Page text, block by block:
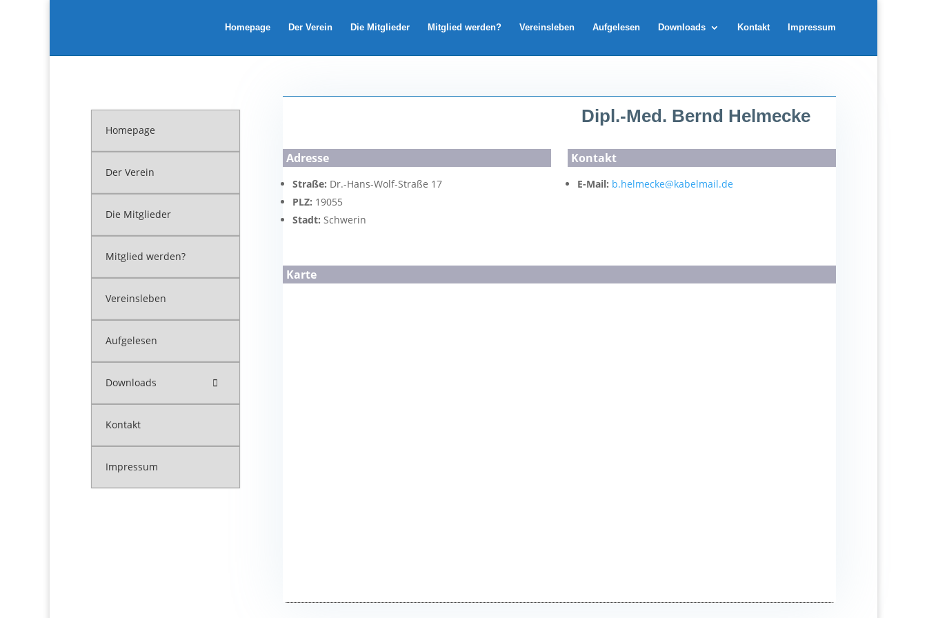
Homepage Der Verein Die Mitglieder Mitglied werden? Vereinsleben Aufgelesen Downloads Kontakt Impressum
Dipl.-Med. Bernd Helmecke
Adresse
Straße: Dr.-Hans-Wolf-Straße 17
PLZ: 19055
Stadt:Schwerin
Kontakt
E-Mail: b.helmecke@kabelmail.de
Karte
Homepage
Der Verein
Die Mitglieder
Mitglied werden?
Vereinsleben
Aufgelesen
Downloads
Kontakt
Impressum